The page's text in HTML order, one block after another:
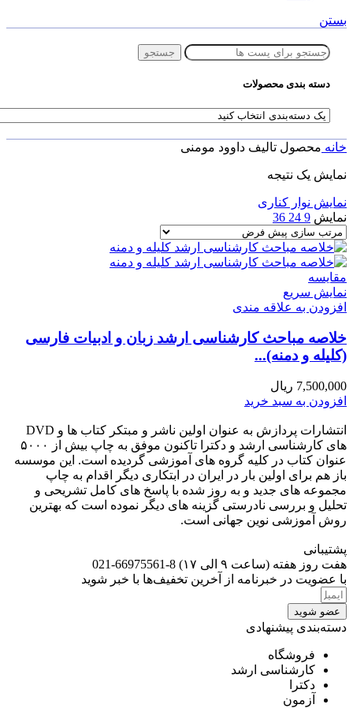
بستن
جستجو
دسته بندی محصولات
خانه محصول تالیف داوود مومنی
نمایش یک نتیجه
نمایش نوار کناری
نمایش 9
24
36
مقايسه
نمایش سریع
افزودن به علاقه مندی
خلاصه مباحث کارشناسی ارشد زبان و ادبیات فارسی
(کلیله و دمنه)...
7,500,000 ریال
افزودن به سبد خرید
انتشارات پردازش به عنوان اولین ناشر و مبتکر کتاب ها و DVD
های کارشناسی ارشد و دکترا تاکنون موفق به چاپ بیش از ۵۰۰۰
عنوان کتاب در کلیه گروه های آموزشی گردیده است. این موسسه
باز هم برای اولین بار در ایران در ابتکاری دیگر اقدام به چاپ
مجموعه های جدید و به روز شده با پاسخ های کامل تشریحی و
تحلیل و بررسی نادرستی گزینه های دیگر نموده است که بهترین
روش آموزشی نوین جهانی است.
پشتیبانی
هفت روز هفته (ساعت ۹ الی ۱۷) 8-66975561-021
با عضویت در خبرنامه از آخرین تخفیف‌ها با خبر شوید
عضو شوید
دسته‌بندی پیشنهادی
فروشگاه
کارشناسی ارشد
دکترا
آزمون